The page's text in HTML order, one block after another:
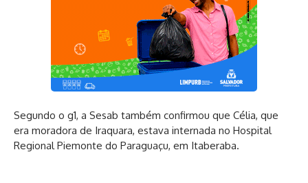
Segundo o g1, a Sesab também confirmou que Célia, que
era moradora de Iraquara, estava internada no Hospital
Regional Piemonte do Paraguaçu, em Itaberaba.